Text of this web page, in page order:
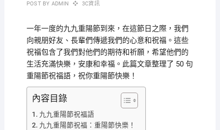
POST BY ADMIN 3C資訊
一年一度的九九重陽節到來，在這節日之際，我們
向親朋好友、長輩們傳遞我們的心意和祝福。這些
祝福包含了我們對他們的期待和祈願，希望他們的
生活充滿快樂，安康和幸福。此篇文章整理了 50 句
重陽節祝福語，祝你重陽節快樂！
內容目錄
九九重陽節祝福語
九九重陽節祝福：重陽節快樂！